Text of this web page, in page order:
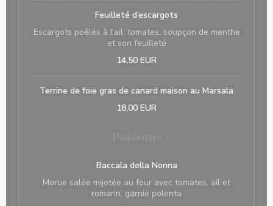
Feuilleté d’escargots
Escargots poêlés à l’ail, tomates, soupçon de menthe
et son feuilleté
14,50 EUR
Terrine de foie gras de canard maison au Marsala
18,00 EUR
Baccala della Nonna
Morue salée mijotée au four avec tomates, ail et
romarin, garnie polenta